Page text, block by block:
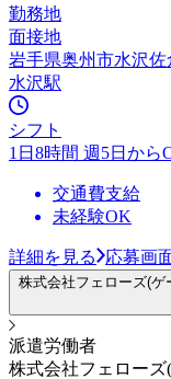
勤務地
面接地
岩手県奥州市水沢
水沢駅
シフト
1日8時間 週5日から
交通費支給
未経験OK
詳細を見る 応募画
株式会社フェローズ(ゲ
派遣労働者
株式会社フェローズ